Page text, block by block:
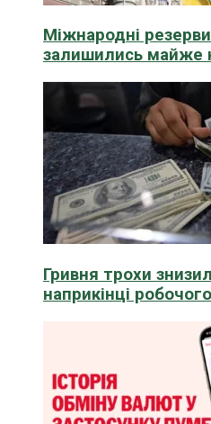
Міжнародні
залишились майже
Гривня трохи
наприкінці